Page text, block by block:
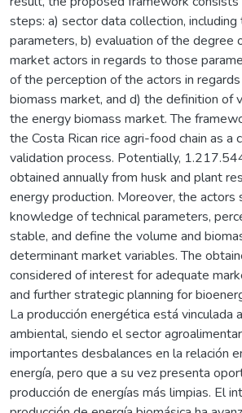
steps: a) sector data collection, including
parameters, b) evaluation of the degree
market actors in regards to those
of the perception of the actors in
biomass market, and d) the definition of
the energy biomass market. The
the Costa Rican rice agri-food chain as a
validation process. Potentially,
obtained annually from husk and plant
energy production. Moreover, the actors
knowledge of technical parameters,
stable, and define the volume and
determinant market variables. The
considered of interest for adequate
and further strategic planning for
La producción energética está vinculada
ambiental, siendo el sector
importantes desbalances en la relación
energía, pero que a su vez presenta
producción de energías más limpias. El